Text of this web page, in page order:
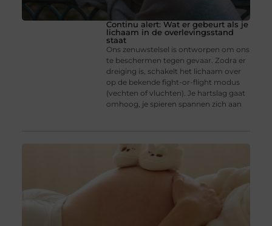
Continu alert: Wat er gebeurt als je
lichaam in de overlevingsstand
staat
Ons zenuwstelsel is ontworpen om ons
te beschermen tegen gevaar. Zodra er
dreiging is, schakelt het lichaam over
op de bekende fight-or-flight modus
(vechten of vluchten). Je hartslag gaat
omhoog, je spieren spannen zich aan